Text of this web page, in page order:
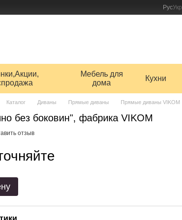
РусУкр
Мебель для
дома
Кухни
Каталог Диваны Прямые диваны Прямые диваны VIKOM
без боковин", фабрика VIKOM
отзыв